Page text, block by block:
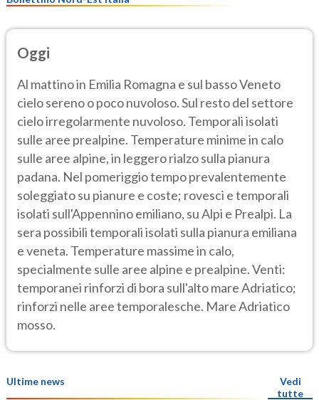
Oggi
Al mattino in Emilia Romagna e sul basso Veneto
cielo sereno o poco nuvoloso. Sul resto del settore
cielo irregolarmente nuvoloso. Temporali isolati
sulle aree prealpine. Temperature minime in calo
sulle aree alpine, in leggero rialzo sulla pianura
padana. Nel pomeriggio tempo prevalentemente
soleggiato su pianure e coste; rovesci e temporali
isolati sull'Appennino emiliano, su Alpi e Prealpi. La
sera possibili temporali isolati sulla pianura emiliana
e veneta. Temperature massime in calo,
specialmente sulle aree alpine e prealpine. Venti:
temporanei rinforzi di bora sull'alto mare Adriatico;
rinforzi nelle aree temporalesche. Mare Adriatico
mosso.
Ultime news
Vedi
tutte